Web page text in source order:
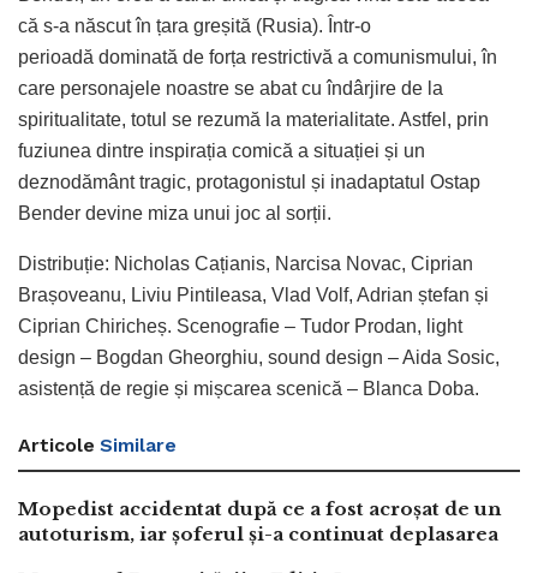
că s-a născut în țara greșită (Rusia). Într-o
perioadă dominată de forța restrictivă a comunismului, în
care personajele noastre se abat cu îndârjire de la
spiritualitate, totul se rezumă la materialitate. Astfel, prin
fuziunea dintre inspirația comică a situației și un
deznodământ tragic, protagonistul și inadaptatul Ostap
Bender devine miza unui joc al sorții.
Distribuție: Nicholas Cațianis, Narcisa Novac, Ciprian
Brașoveanu, Liviu Pintileasa, Vlad Volf, Adrian ștefan și
Ciprian Chiricheș. Scenografie – Tudor Prodan, light
design – Bogdan Gheorghiu, sound design – Aida Sosic,
asistență de regie și mișcarea scenică – Blanca Doba.
Articole Similare
Mopedist accidentat după ce a fost acroșat de un
autoturism, iar șoferul și-a continuat deplasarea